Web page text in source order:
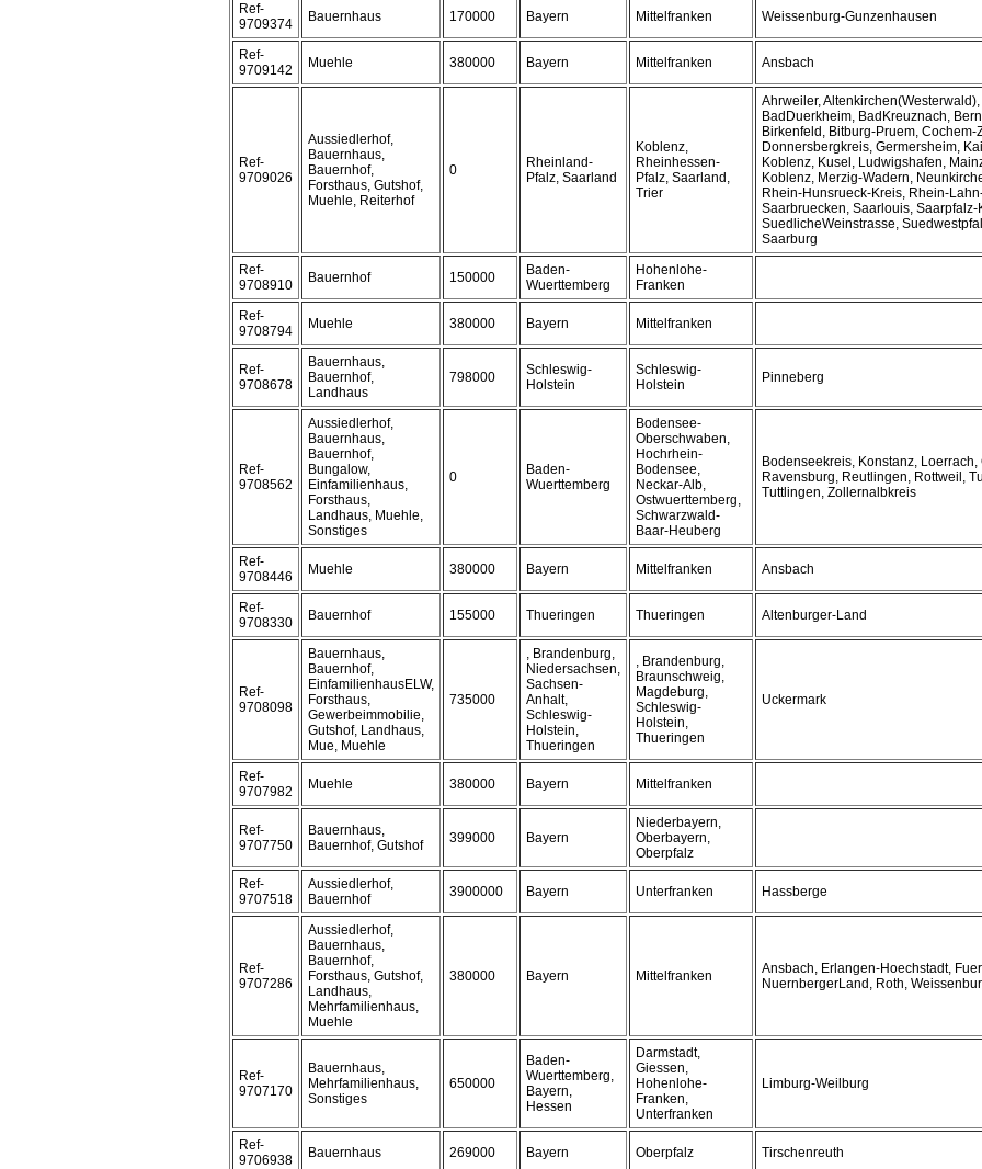
Ref-
9709374
Bauernhaus 170000 Bayern Mittelfranken Weissenburg-Gunzenhausen
Ref-
9709142
Muehle 380000 Bayern Mittelfranken Ansbach
Ref-
9709026
Aussiedlerhof,
Bauernhaus,
Bauernhof,
Forsthaus, Gutshof,
Muehle, Reiterhof
0
Rheinland-
Pfalz, Saarland
Koblenz,
Rheinhessen-
Pfalz, Saarland,
Trier
Ahrweiler,
BadDuerkheim, BadKreuznach,
Birkenfeld, Bitburg-Pruem, Cochem-
Donnersbergkreis, Germersheim,
Koblenz, Kusel, Ludwigshafen,
Koblenz, Merzig-Wadern,
Rhein-Hunsrueck-Kreis, Rhein-
Saarbruecken, Saarlouis, Saarpfalz-
SuedlicheWeinstrasse,
Saarburg
Ref-
9708910
Bauernhof 150000
Baden-
Wuerttemberg
Hohenlohe-
Franken
Ref-
9708794
Muehle 380000 Bayern Mittelfranken
Ref-
9708678
Bauernhaus,
Bauernhof,
Landhaus
798000
Schleswig-
Holstein
Schleswig-
Holstein
Pinneberg
Ref-
9708562
Aussiedlerhof,
Bauernhaus,
Bauernhof,
Bungalow,
Einfamilienhaus,
Forsthaus,
Landhaus, Muehle,
Sonstiges
0
Baden-
Wuerttemberg
Bodensee-
Oberschwaben,
Hochrhein-
Bodensee,
Neckar-Alb,
Ostwuerttemberg,
Schwarzwald-
Baar-Heuberg
Bodenseekreis, Konstanz, Loerrach,
Ravensburg, Reutlingen, Rottweil,
Tuttlingen, Zollernalbkreis
Ref-
9708446
Muehle 380000 Bayern Mittelfranken Ansbach
Ref-
9708330
Bauernhof 155000 Thueringen Thueringen Altenburger-Land
Ref-
9708098
Bauernhaus,
Bauernhof,
EinfamilienhausELW,
Forsthaus,
Gewerbeimmobilie,
Gutshof, Landhaus,
Mue, Muehle
735000
, Brandenburg,
Niedersachsen,
Sachsen-
Anhalt,
Schleswig-
Holstein,
Thueringen
, Brandenburg,
Braunschweig,
Magdeburg,
Schleswig-
Holstein,
Thueringen
Uckermark
Ref-
9707982
Muehle 380000 Bayern Mittelfranken
Ref-
9707750
Bauernhaus,
Bauernhof, Gutshof
399000 Bayern
Niederbayern,
Oberbayern,
Oberpfalz
Ref-
9707518
Aussiedlerhof,
Bauernhof
3900000 Bayern Unterfranken Hassberge
Ref-
9707286
Aussiedlerhof,
Bauernhaus,
Bauernhof,
Forsthaus, Gutshof,
Landhaus,
Mehrfamilienhaus,
Muehle
380000 Bayern Mittelfranken
Ansbach, Erlangen-Hoechstadt,
NuernbergerLand, Roth,
Ref-
9707170
Bauernhaus,
Mehrfamilienhaus,
Sonstiges
650000
Baden-
Wuerttemberg,
Bayern,
Hessen
Darmstadt,
Giessen,
Hohenlohe-
Franken,
Unterfranken
Limburg-Weilburg
Ref-
9706938
Bauernhaus 269000 Bayern Oberpfalz Tirschenreuth